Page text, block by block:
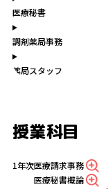
医療秘書
調剤薬局事務
薬局スタッフ
授業科目
1年次医療請求事務
医療秘書概論